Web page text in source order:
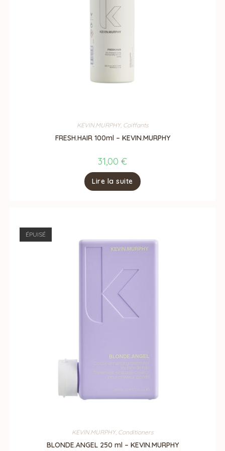
KEVIN.MURPHY, Coiffants
FRESH.HAIR 100ml – KEVIN.MURPHY
31,00 €
Lire la suite
ÉPUISÉ
KEVIN.MURPHY, Conditioners
BLONDE.ANGEL 250 ml – KEVIN.MURPHY